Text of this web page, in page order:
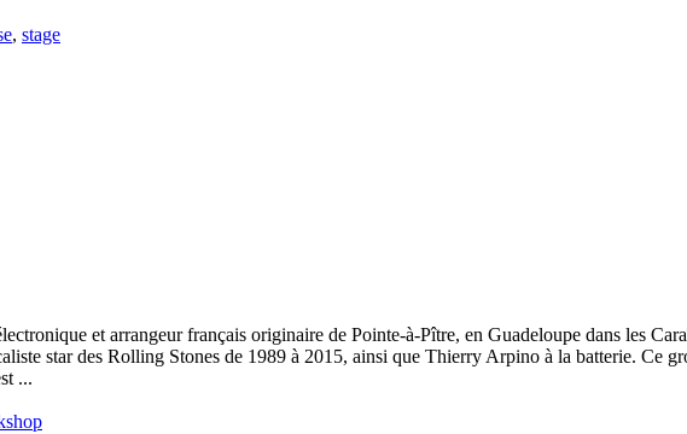
, stage
et arrangeur français originaire de Pointe-à-Pître, en Guadeloupe dans les
star des Rolling Stones de 1989 à 2015, ainsi que Thierry Arpino à la batterie. Ce
...